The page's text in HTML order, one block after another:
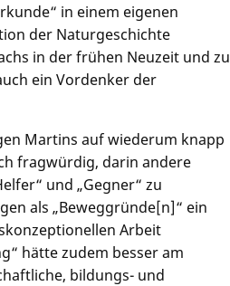
in einem eigenen
der Naturgeschichte
in der frühen Neuzeit und zu
ein Vordenker der
Martins auf wiederum knapp
fragwürdig, darin andere
und „Gegner“ zu
als „Beweggründe[n]“ ein
Arbeit
hätte zudem besser am
bildungs- und